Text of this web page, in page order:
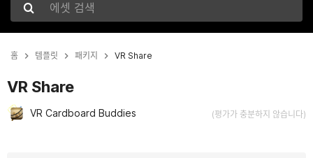
에셋 검색
홈 템플릿 패키지 VR Share
VR Share
VR Cardboard Buddies (평가가 충분하지 않습니다)